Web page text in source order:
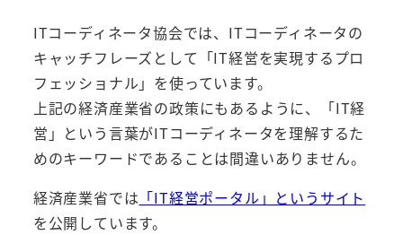
ITコーディネータ協会では、ITコーディネータの
キャッチフレーズとして「IT経営を実現するプロ
フェッショナル」を使っています。
上記の経済産業省の政策にもあるように、「IT経
営」という言葉がITコーディネータを理解するた
めのキーワードであることは間違いありません。
経済産業省では 「IT経営ポータル」というサイト
を公開しています。